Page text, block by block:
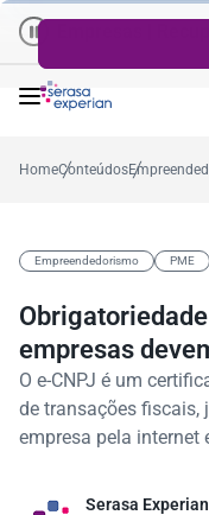
Empresas |
ano
HomeConteúdos
Empreendedorismo PME
empresas
O e-CNPJ é um
de transações fiscais,
empresa pela internet
Serasa Experian